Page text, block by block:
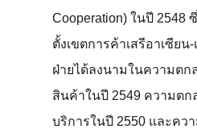
Cooperation) ในปี 2548
ตั้งเขตการค้าเสรีอาเซียน
ฝ่ายได้ลงนามในความตก
สินค้าในปี 2549 ความตก
บริการในปี 2550 และคว